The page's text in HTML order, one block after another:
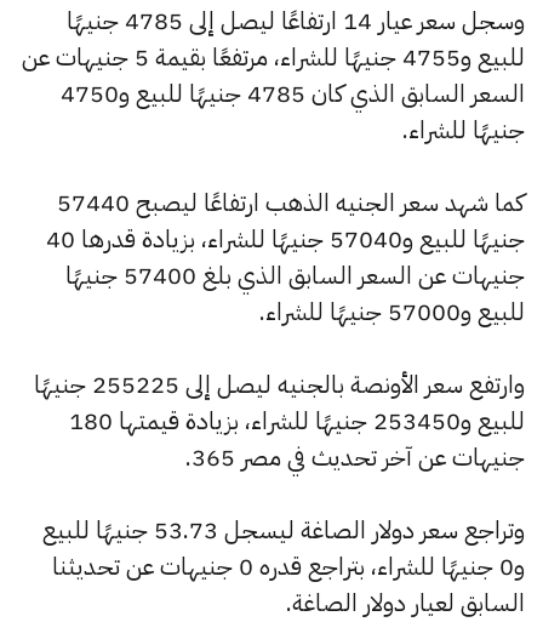
وسجل سعر عيار 14 ارتفاعًا ليصل إلى 4785 جنيهًا
للبيع و4755 جنيهًا للشراء، مرتفعًا بقيمة 5 جنيهات عن
السعر السابق الذي كان 4785 جنيهًا للبيع و4750
جنيهًا للشراء.
كما شهد سعر الجنيه الذهب ارتفاعًا ليصبح 57440
جنيهًا للبيع و57040 جنيهًا للشراء، بزيادة قدرها 40
جنيهات عن السعر السابق الذي بلغ 57400 جنيهًا
للبيع و57000 جنيهًا للشراء.
وارتفع سعر الأونصة بالجنيه ليصل إلى 255225 جنيهًا
للبيع و253450 جنيهًا للشراء، بزيادة قيمتها 180
جنيهات عن آخر تحديث في مصر 365.
وتراجع سعر دولار الصاغة ليسجل 53.73 جنيهًا للبيع
و0 جنيهًا للشراء، بتراجع قدره 0 جنيهات عن تحديثنا
السابق لعيار دولار الصاغة.